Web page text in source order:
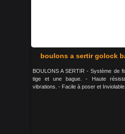
boulons a sertir golock
BOULONS A SERTIR - Système de
tige et une bague. - Haute
vibrations. - Facile à poser et Inviolable.